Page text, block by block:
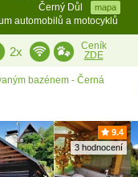
Černý Důl mapa
automobilů a motocyklů
2x
Ceník
ZDE
bazénem - Černá
9.4
3 hodnocení